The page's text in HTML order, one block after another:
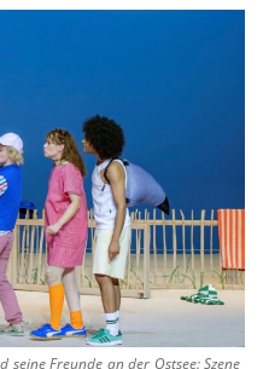
Freunde an der Ostsee: Szene